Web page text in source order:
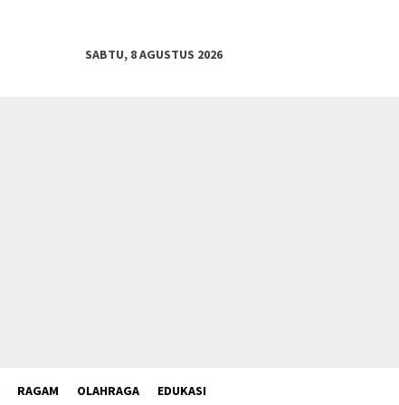
SABTU, 8 AGUSTUS 2026
RAGAM OLAHRAGA EDUKASI